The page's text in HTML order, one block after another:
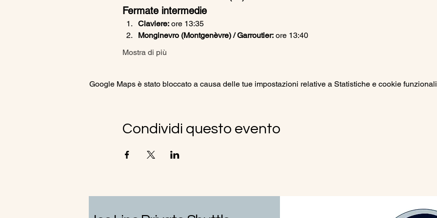
Fermate intermedie
Claviere: ore 13:35
Monginevro (Montgenèvre) / Garroutier: ore 13:40
Mostra di più
Google Maps è stato bloccato a causa delle tue impostazioni relative a Statistiche e cookie
Condividi questo evento